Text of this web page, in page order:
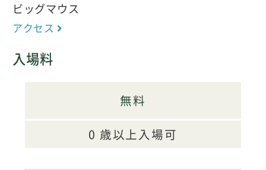
ビッグマウス
アクセス
入場料
無料
0 歳以上入場可